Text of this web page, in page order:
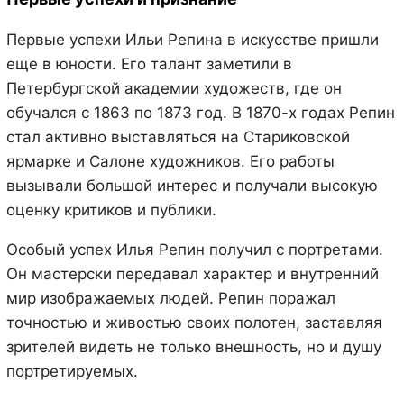
Первые успехи Ильи Репина в искусстве пришли
еще в юности. Его талант заметили в
Петербургской академии художеств, где он
обучался с 1863 по 1873 год. В 1870-х годах Репин
стал активно выставляться на Стариковской
ярмарке и Салоне художников. Его работы
вызывали большой интерес и получали высокую
оценку критиков и публики.
Особый успех Илья Репин получил с портретами.
Он мастерски передавал характер и внутренний
мир изображаемых людей. Репин поражал
точностью и живостью своих полотен, заставляя
зрителей видеть не только внешность, но и душу
портретируемых.